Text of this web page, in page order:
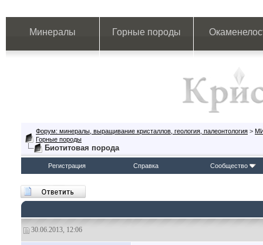
Минералы Горные породы
Форум: минералы, выращивание кристаллов, геология, палеонтология >
Горные породы
Биотитовая порода
Регистрация Справка Сообщество
30.06.2013, 12:06